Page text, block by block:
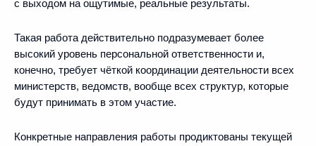
с выходом на ощутимые, реальные результаты.
Такая работа действительно подразумевает более
высокий уровень персональной ответственности и,
конечно, требует чёткой координации деятельности всех
министерств, ведомств, вообще всех структур, которые
будут принимать в этом участие.
Конкретные направления работы продиктованы текущей